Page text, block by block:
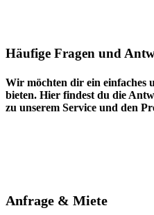
Häufige Fragen und
Wir möchten dir ein einfaches
bieten. Hier findest du die
zu unserem Service und den
Anfrage & Miete